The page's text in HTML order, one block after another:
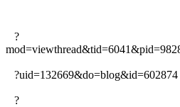
?
?uid=132669&do=blog&id=602874
?